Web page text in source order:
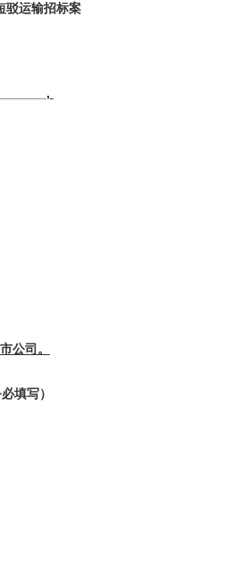
驳运输招标案
公司。
填写）